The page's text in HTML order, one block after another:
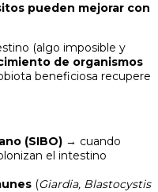
pueden mejorar con
(algo imposible y
de organismos
beneficiosa recupere
(SIBO) → cuando
el intestino
(Giardia, Blastocystis